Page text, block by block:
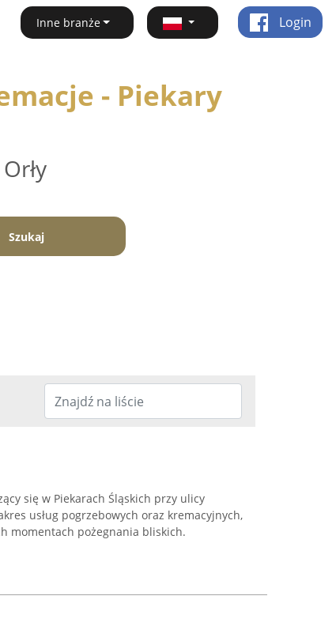
Inne branże Login
- Piekary
Szukaj
się w Piekarach Śląskich przy ulicy
usług pogrzebowych oraz kremacyjnych,
momentach pożegnania bliskich.